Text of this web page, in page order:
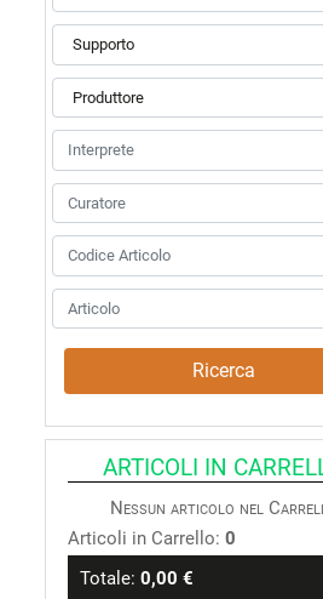
ARTICOLI IN
Nessun articolo nel
Articoli in Carrello: 0
Totale: 0,00 €